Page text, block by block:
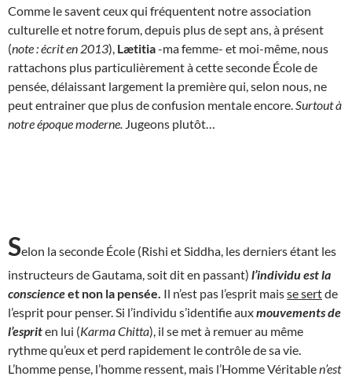
Comme le savent ceux qui fréquentent notre association
culturelle et notre forum, depuis plus de sept ans, à présent
(note : écrit en 2013), Lætitia-ma femme- et moi-même, nous
rattachons plus particulièrement à cette seconde École de
pensée, délaissant largement la première qui, selon nous, ne
peut entrainer que plus de confusion mentale encore. Surtout à
notre époque moderne. Jugeons plutôt…
Selon la seconde École (Rishi et Siddha, les derniers étant les
instructeurs de Gautama, soit dit en passant) l’individu est la
conscienceet non la pensée. Il n’est pas l’esprit maisse sertde
l’esprit pour penser. Si l’individu s’identifie auxmouvements de
l’espriten lui (Karma Chitta), il se met à remuer au même
rythme qu’eux et perd rapidement le contrôle de sa vie.
L’homme pense, l’homme ressent, mais l’Homme Véritablen’est